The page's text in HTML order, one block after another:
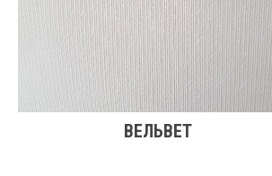
ВЕЛЬВЕТ